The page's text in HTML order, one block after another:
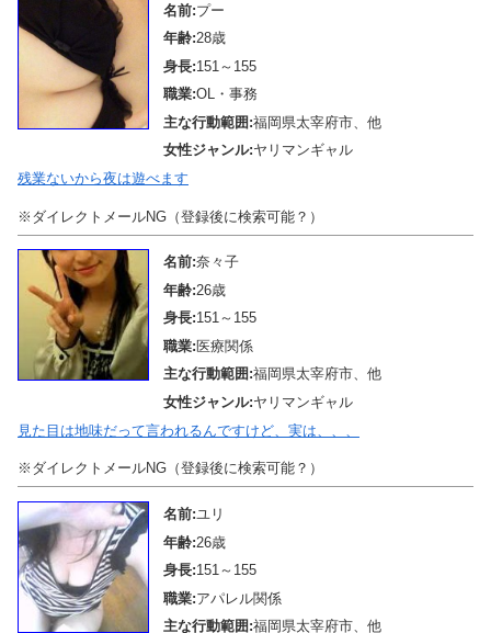
名前:プー
年齢:28歳
身長:151～155
職業:OL・事務
主な行動範囲:福岡県太宰府市、他
女性ジャンル:ヤリマンギャル
残業ないから夜は遊べます
※ダイレクトメールNG（登録後に検索可能？）
名前:奈々子
年齢:26歳
身長:151～155
職業:医療関係
主な行動範囲:福岡県太宰府市、他
女性ジャンル:ヤリマンギャル
見た目は地味だって言われるんですけど、実は、、、
※ダイレクトメールNG（登録後に検索可能？）
名前:ユリ
年齢:26歳
身長:151～155
職業:アパレル関係
主な行動範囲:福岡県太宰府市、他